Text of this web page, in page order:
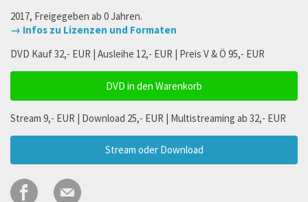
2017, Freigegeben ab 0 Jahren.
→ Infos zu Lizenzen und Formaten
DVD Kauf 32,- EUR | Ausleihe 12,- EUR | Preis V & Ö 95,- EUR
DVD in den Warenkorb
Stream 9,- EUR | Download 25,- EUR | Multistreaming ab 32,- EUR
Stream oder Download